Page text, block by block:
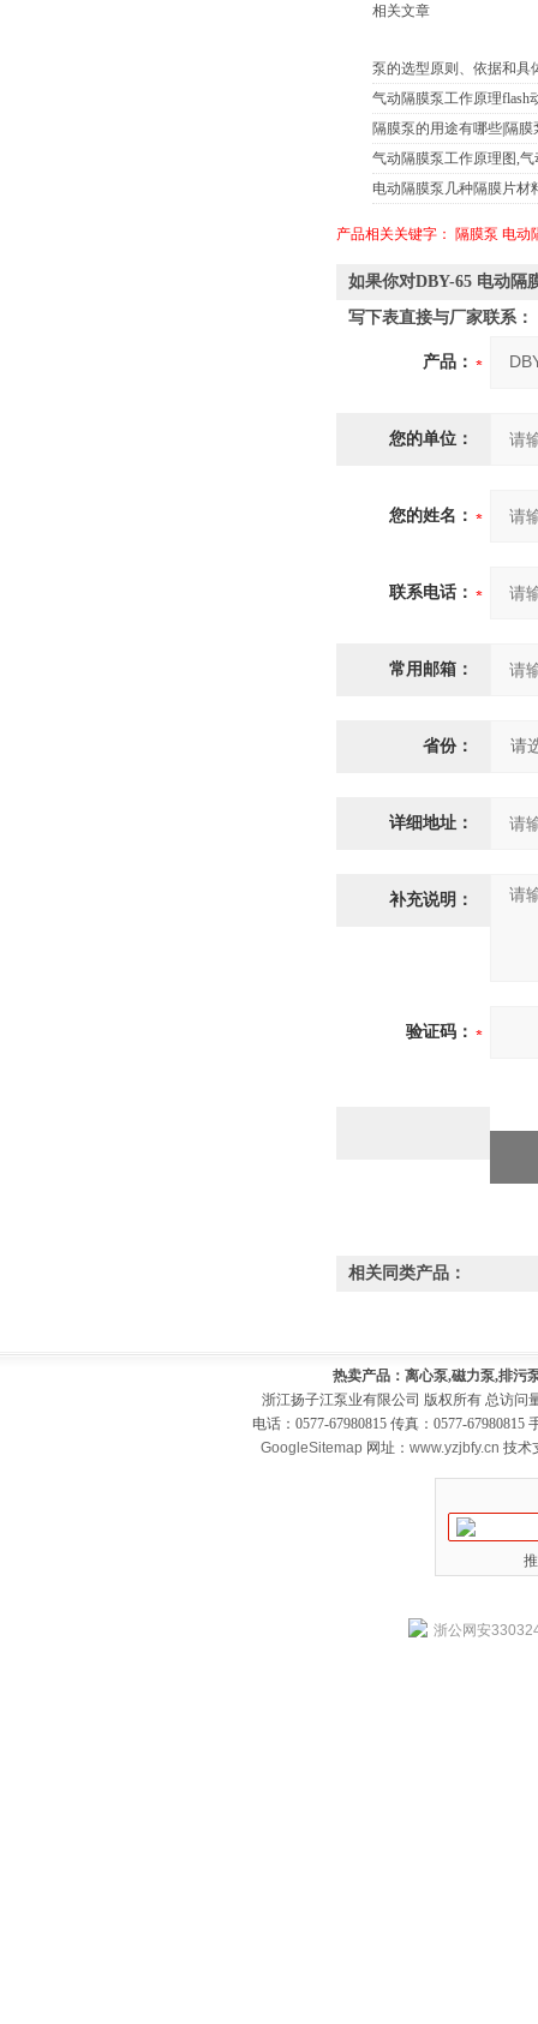
相关文章
泵的选型原则、依据和具
气动隔膜泵工作原理flash
隔膜泵的用途有哪些|隔膜
气动隔膜泵工作原理图,
电动隔膜泵几种隔膜片材
产品相关关键字： 隔膜泵 电动
如果你对DBY-65 电动隔
写下表直接与厂家联系：
产品：
您的单位：
您的姓名：
联系电话：
常用邮箱：
省份：
详细地址：
补充说明：
验证码：
相关同类产品：
热卖产品：离心泵,磁力泵,排污
浙江扬子江泵业有限公司 版权所有 总访问
电话：0577-67980815 传真：0577-
GoogleSitemap 网址： www.yzjbfy.cn 技术
浙公网安